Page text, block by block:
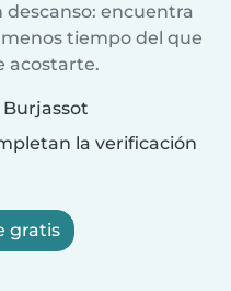
encuentra
tiempo del que
acostarte.
la verificación
gratis